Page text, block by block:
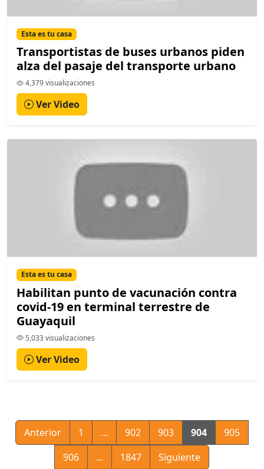
Esta es tu casa
Transportistas de buses urbanos piden
alza del pasaje del transporte urbano
4,379 visualizaciones
Ver Video
Esta es tu casa
Habilitan punto de vacunación contra
covid-19 en terminal terrestre de
Guayaquil
5,033 visualizaciones
Ver Video
Anterior 1 ... 902 903 904
905
906
... 1847 Siguiente